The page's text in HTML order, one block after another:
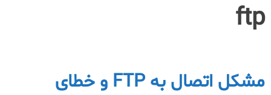
ftp
مشکل اتصال به FTP و خطای